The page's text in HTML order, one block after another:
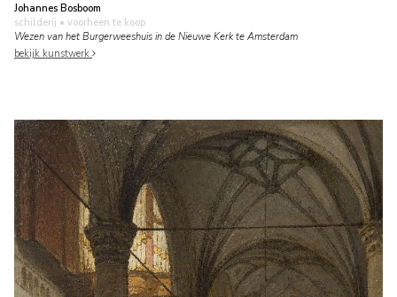
Johannes Bosboom
schilderij • voorheen te koop
Wezen van het Burgerweeshuis in de Nieuwe Kerk te Amsterdam
bekijk kunstwerk